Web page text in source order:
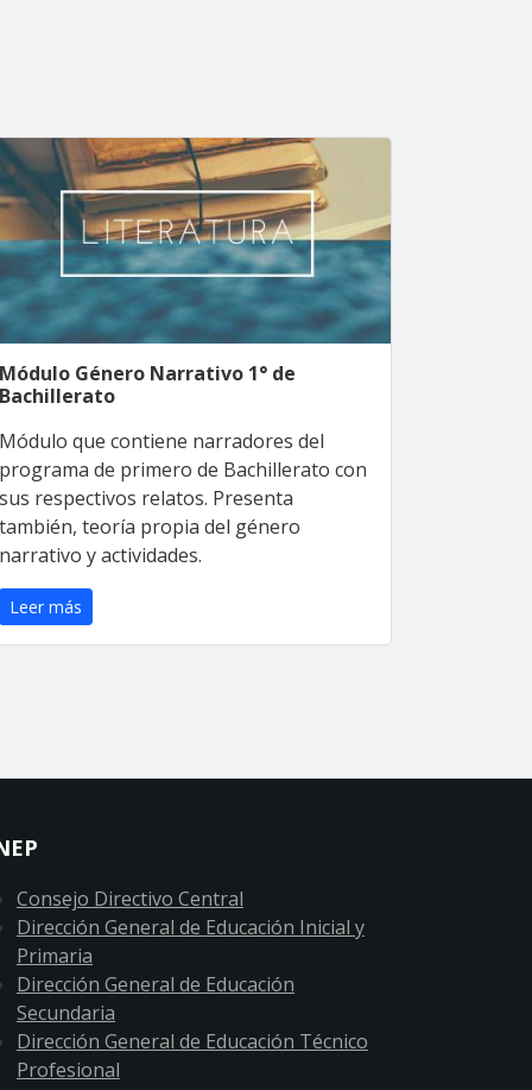
Género Narrativo 1° de
que contiene narradores del
de primero de Bachillerato con
respectivos relatos. Presenta
teoría propia del género
y actividades.
Leer más
Consejo Directivo Central
Dirección General de Educación Inicial y
Primaria
Dirección General de Educación
Secundaria
Dirección General de Educación Técnico
Profesional